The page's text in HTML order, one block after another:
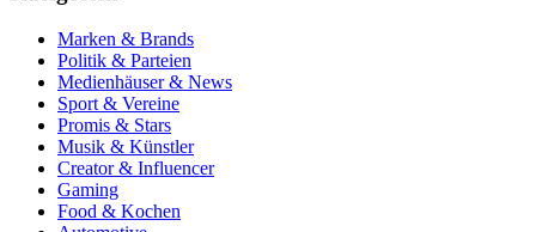
Marken & Brands
Politik & Parteien
Medienhäuser & News
Sport & Vereine
Promis & Stars
Musik & Künstler
Creator & Influencer
Gaming
Food & Kochen